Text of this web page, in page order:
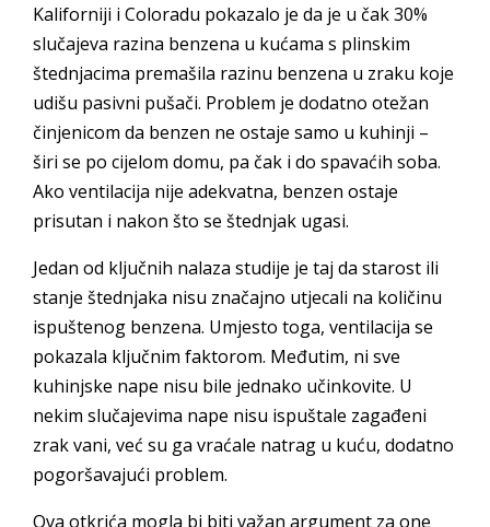
Kaliforniji i Coloradu pokazalo je da je u čak 30%
slučajeva razina benzena u kućama s plinskim
štednjacima premašila razinu benzena u zraku koje
udišu pasivni pušači. Problem je dodatno otežan
činjenicom da benzen ne ostaje samo u kuhinji –
širi se po cijelom domu, pa čak i do spavaćih soba.
Ako ventilacija nije adekvatna, benzen ostaje
prisutan i nakon što se štednjak ugasi.
Jedan od ključnih nalaza studije je taj da starost ili
stanje štednjaka nisu značajno utjecali na količinu
ispuštenog benzena. Umjesto toga, ventilacija se
pokazala ključnim faktorom. Međutim, ni sve
kuhinjske nape nisu bile jednako učinkovite. U
nekim slučajevima nape nisu ispuštale zagađeni
zrak vani, već su ga vraćale natrag u kuću, dodatno
pogoršavajući problem.
Ova otkrića mogla bi biti važan argument za one